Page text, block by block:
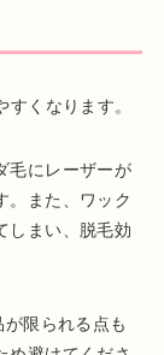
くなります。
毛にレーザーが
。また、ワック
しまい、脱毛効
限られる点も